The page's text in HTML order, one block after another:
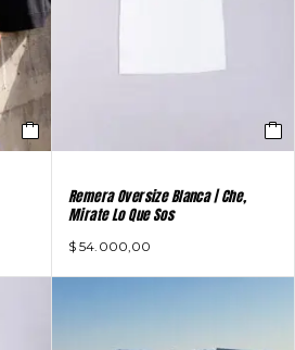
Remera Oversize Blanca | Che,
Mirate Lo Que Sos
$ 54.000,00